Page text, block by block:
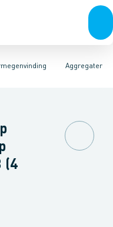
Biokedler &
Ventiler RisteAggregater
Varmeflader
(4